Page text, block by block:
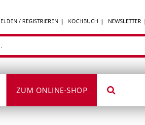
/ REGISTRIEREN KOCHBUCH NEWSLETTER
ZUM ONLINE-SHOP